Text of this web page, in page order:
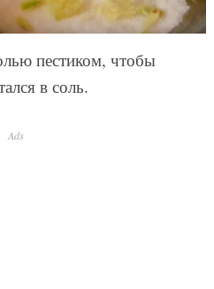
пестиком, чтобы
в соль.
Ads